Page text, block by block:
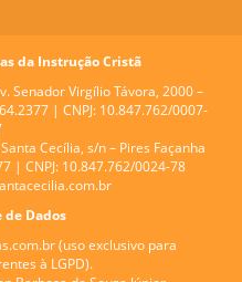
da Instrução Cristã
Senador Virgílio Távora, 2000 –
| CNPJ: 10.847.762/0007-
Cecília, s/n – Pires Façanha
| CNPJ: 10.847.762/0024-78
Dados
(uso exclusivo para
à LGPD).